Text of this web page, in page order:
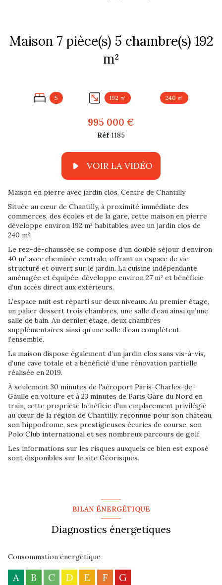
Maison 7 pièce(s) 5 chambre(s) 192
m²
5 192 ㎡ 240 ㎡
995 000 €
Réf 1185
Maison en pierre avec jardin clos. Centre de Chantilly
Située au cœur de Chantilly, à proximité immédiate des
commerces, des écoles et de la gare, cette maison en pierre
développe environ 192 m² habitables avec un jardin clos de
240 m².
Le rez-de-chaussée se compose d’un double séjour d’environ
40 m² avec cheminée centrale, offrant un espace de vie
structuré et ouvert sur le jardin. La cuisine indépendante,
aménagée et équipée, développe environ 27 m² et bénéficie
d’un accès direct aux extérieurs.
L’espace nuit est réparti sur deux niveaux. Au premier étage,
un palier dessert trois chambres, une salle d’eau ainsi qu’une
salle de bain. Au dernier étage, deux chambres
supplémentaires ainsi qu’une salle d’eau complètent
l’ensemble.
La maison dispose également d’un jardin clos sans vis-à-vis,
d’une cave totale et a bénéficié d’une rénovation partielle
réalisée en 2019.
À seulement 30 minutes de l'aéroport Paris-Charles-de-
Gaulle en voiture et à 23 minutes de Paris Gare du Nord en
train, cette propriété bénéficie d'un emplacement privilégié
au cœur de la région de Chantilly, reconnue pour son château,
son hippodrome, ses prestigieuses écuries de course, son
Polo Club international et ses nombreux parcours de golf.
Les informations sur les risques auxquels ce bien est exposé
sont disponibles sur le site Géorisques.
BILAN ÉNERGÉTIQUE
Diagnostics énergetiques
Consommation énergétique
A B C D E F G